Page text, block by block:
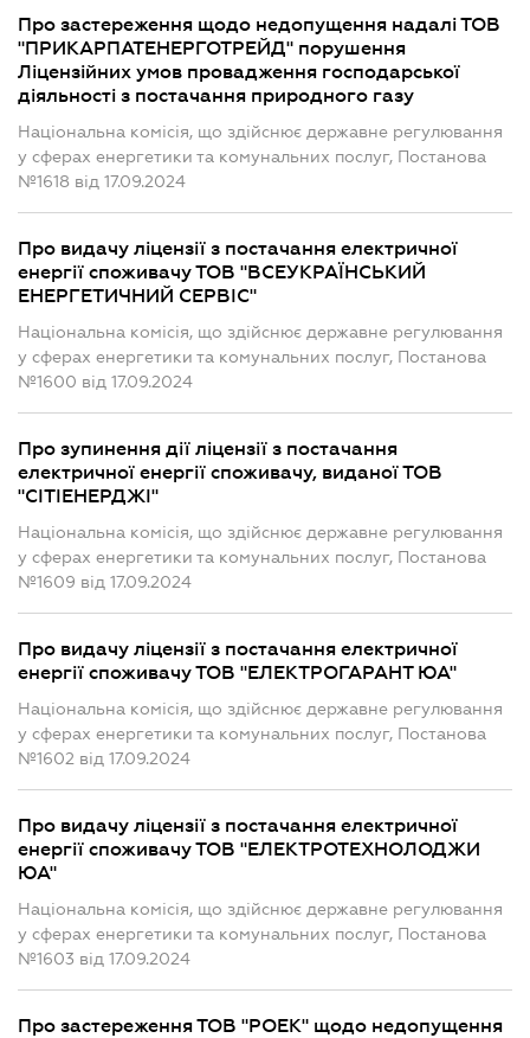
Про застереження щодо недопущення надалі ТОВ
"ПРИКАРПАТЕНЕРГОТРЕЙД" порушення
Ліцензійних умов провадження господарської
діяльності з постачання природного газу
Національна комісія, що здійснює державне регулювання
у сферах енергетики та комунальних послуг, Постанова
№1618 від 17.09.2024
Про видачу ліцензії з постачання електричної
енергії споживачу ТОВ "ВСЕУКРАЇНСЬКИЙ
ЕНЕРГЕТИЧНИЙ СЕРВІС"
Національна комісія, що здійснює державне регулювання
у сферах енергетики та комунальних послуг, Постанова
№1600 від 17.09.2024
Про зупинення дії ліцензії з постачання
електричної енергії споживачу, виданої ТОВ
"СІТІЕНЕРДЖІ"
Національна комісія, що здійснює державне регулювання
у сферах енергетики та комунальних послуг, Постанова
№1609 від 17.09.2024
Про видачу ліцензії з постачання електричної
енергії споживачу ТОВ "ЕЛЕКТРОГАРАНТ ЮА"
Національна комісія, що здійснює державне регулювання
у сферах енергетики та комунальних послуг, Постанова
№1602 від 17.09.2024
Про видачу ліцензії з постачання електричної
енергії споживачу ТОВ "ЕЛЕКТРОТЕХНОЛОДЖИ
ЮА"
Національна комісія, що здійснює державне регулювання
у сферах енергетики та комунальних послуг, Постанова
№1603 від 17.09.2024
Про застереження ТОВ "РОЕК" щодо недопущення